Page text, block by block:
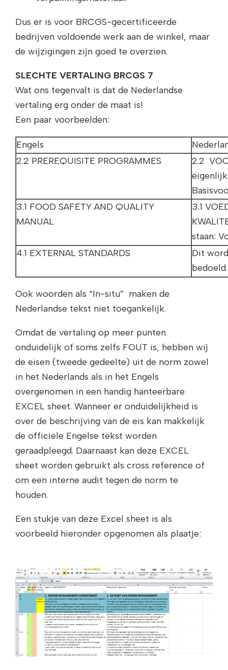
Dus er is voor BRCGS-gecertificeerde
bedrijven voldoende werk aan de winkel, maar
de wijzigingen zijn goed te overzien.
SLECHTE VERTALING BRCGS 7
Wat ons tegenvalt is dat de Nederlandse
vertaling erg onder de maat is!
Een paar voorbeelden:
Engels
2.2 PREREQUISITE PROGRAMMES
2.2
3.1 FOOD SAFETY AND QUALITY
MANUAL
3.1
staan:
4.1 EXTERNAL STANDARDS
Dit
Ook woorden als “In-situ” maken de
Nederlandse tekst niet toegankelijk.
Omdat de vertaling op meer punten
onduidelijk of soms zelfs FOUT is, hebben wij
de eisen (tweede gedeelte) uit de norm zowel
in het Nederlands als in het Engels
overgenomen in een handig hanteerbare
EXCEL sheet. Wanneer er onduidelijkheid is
over de beschrijving van de eis kan makkelijk
de officiële Engelse tekst worden
geraadpleegd. Daarnaast kan deze EXCEL
sheet worden gebruikt als cross reference of
om een interne audit tegen de norm te
houden.
Een stukje van deze Excel sheet is als
voorbeeld hieronder opgenomen als plaatje: